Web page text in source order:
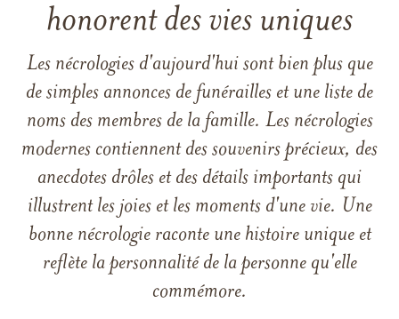
honorent des vies uniques
Les nécrologies d'aujourd'hui sont bien plus que
de simples annonces de funérailles et une liste de
noms des membres de la famille. Les nécrologies
modernes contiennent des souvenirs précieux, des
anecdotes drôles et des détails importants qui
illustrent les joies et les moments d'une vie. Une
bonne nécrologie raconte une histoire unique et
reflète la personnalité de la personne qu'elle
commémore.